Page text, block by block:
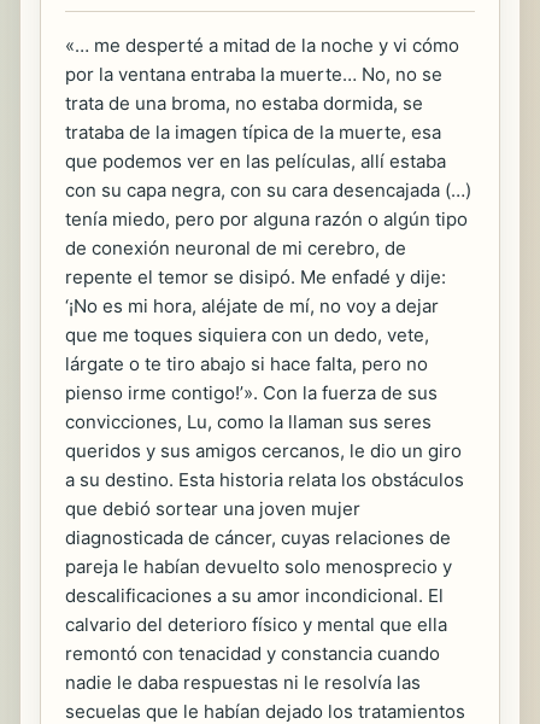
«… me desperté a mitad de la noche y vi cómo
por la ventana entraba la muerte… No, no se
trata de una broma, no estaba dormida, se
trataba de la imagen típica de la muerte, esa
que podemos ver en las películas, allí estaba
con su capa negra, con su cara desencajada (…)
tenía miedo, pero por alguna razón o algún tipo
de conexión neuronal de mi cerebro, de
repente el temor se disipó. Me enfadé y dije:
‘¡No es mi hora, aléjate de mí, no voy a dejar
que me toques siquiera con un dedo, vete,
lárgate o te tiro abajo si hace falta, pero no
pienso irme contigo!’». Con la fuerza de sus
convicciones, Lu, como la llaman sus seres
queridos y sus amigos cercanos, le dio un giro
a su destino. Esta historia relata los obstáculos
que debió sortear una joven mujer
diagnosticada de cáncer, cuyas relaciones de
pareja le habían devuelto solo menosprecio y
descalificaciones a su amor incondicional. El
calvario del deterioro físico y mental que ella
remontó con tenacidad y constancia cuando
nadie le daba respuestas ni le resolvía las
secuelas que le habían dejado los tratamientos